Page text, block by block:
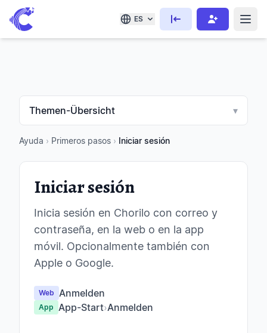
ES
Themen-Übersicht ▾
Ayuda › Primeros pasos › Iniciar sesión
Iniciar sesión
Inicia sesión en Chorilo con correo y
contraseña, en la web o en la app
móvil. Opcionalmente también con
Apple o Google.
Web Anmelden
App App-Start›Anmelden